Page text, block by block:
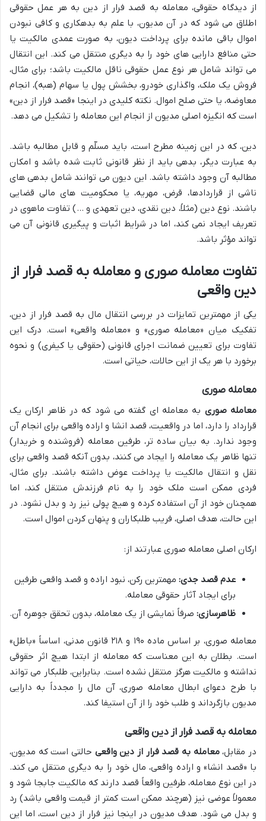
از دیدگاه حقوقی، معامله به قصد فرار از دین به هر عمل حقوقی
اطلاق می شود که در آن مدیون، با علم به بدهکاری و کافی نبودن
اموال باقی مانده برای پرداخت دیون، به صورت عمدی مالکیت یا
حتی منافع دارایی های خود را به دیگری منتقل می کند. این انتقال
می تواند شامل هر نوع عمل حقوقی ناقل مالکیت باشد؛ برای مثال،
فروش یک ملک، واگذاری خودرو، بخشش پول یا سهام (هبه)، انجام
معاوضه، یا حتی صلح اموال. نکته کلیدی در اینجا «قصد فرار از دین»
است که انگیزه اصلی مدیون از انجام این معامله را تشکیل می دهد.
دین، که در این زمینه مطرح است، باید مسلّم و قابل مطالبه باشد.
به عبارت دیگر، بدهی باید از نظر قانونی ثابت شده باشد و امکان
مطالبه آن وجود داشته باشد. این دیون می توانند شامل بدهی های
ناشی از قراردادها، قرض، مهریه، یا محکومیت های مالی قضایی
باشند. نوع دین (مثلاً، دین نقدی، دین تعهدی و …) تفاوت ماهوی در
تعریف ایجاد نمی کند، اما در شرایط اثبات و پیگیری قانونی آن می
تواند مؤثر باشد.
تفاوت معامله صوری و معامله به قصد فرار از
دین واقعی
یکی از مهمترین تمایزات در بررسی انتقال مال به قصد فرار از دین،
تفکیک میان «معامله صوری» و «معامله واقعی» است. درک این
تفاوت برای تعیین ضمانت اجرای قانونی (حقوقی یا کیفری) و نحوه
برخورد با هر یک از این حالات، حیاتی است.
معامله صوری
معامله صوری به معامله ای گفته می شود که در ظاهر ارکان یک
قرارداد را دارد، اما در واقعیت، قصد انشا و اراده واقعی برای انجام آن
وجود ندارد. به بیان ساده تر، طرفین معامله (فروشنده و خریدار)
تنها ظاهر یک معامله را ایجاد می کنند، بدون آنکه قصد واقعی برای
نقل و انتقال مالکیت یا پرداخت عوض داشته باشند. برای مثال،
فردی ممکن است ملک خود را به نام فرزندش منتقل کند، اما
همچنان خود از آن استفاده کرده و هیچ پولی نیز رد و بدل نشود. در
این حالت، هدف اصلی، فریب طلبکاران و پنهان کردن اموال است.
ارکان اصلی معامله صوری عبارتند از:
عدم قصد جدی: مهمترین رکن، نبود اراده و قصد واقعی طرفین
برای ایجاد آثار حقوقی معامله.
ظاهرسازی: صرفاً نمایشی از یک معامله، بدون تحقق جوهره آن.
معامله صوری، بر اساس ماده ۱۹۰ و ۲۱۸ قانون مدنی، اساساً «باطل»
است. بطلان به این معناست که معامله از ابتدا هیچ اثر حقوقی
نداشته و مالکیت هرگز منتقل نشده است. بنابراین، طلبکار می تواند
با طرح دعوای ابطال معامله صوری، آن مال را مجدداً به دارایی
مدیون بازگرداند و طلب خود را از آن استیفا کند.
معامله به قصد فرار از دین واقعی
در مقابل،معامله به قصد فرار از دین واقعی حالتی است که مدیون،
با «قصد انشا» و اراده واقعی، مال خود را به دیگری منتقل می کند.
در این نوع معامله، طرفین واقعاً قصد دارند که مالکیت جابجا شود و
معمولاً عوضی نیز (هرچند ممکن است کمتر از قیمت واقعی باشد) رد
و بدل می شود. هدف مدیون در اینجا نیز فرار از دین است، اما این